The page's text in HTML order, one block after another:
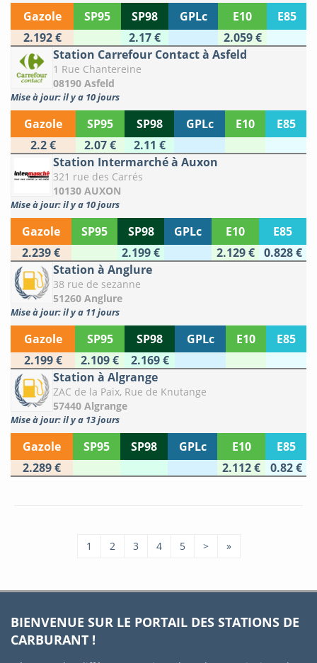
Gazole SP95 SP98 GPLc E10
E85
2.192 €
2.17 €
2.059 €
Station Carrefour Contact à Asfeld
1 Rue Chantereine
08190 Asfeld
Mise à jour: il y a 10 jours
Gazole SP95 SP98 GPLc E10
E85
2.2 €
2.07 €
2.11 €
Station Intermarché à Auxon
321 rue des Carrés
10130 AUXON
Mise à jour: il y a 10 jours
Gazole SP95 SP98 GPLc E10
E85
2.239 €
2.199 € 2.129 €
0.828 €
Station à Anglure
38 rue de sezanne
51260 Anglure
Mise à jour: il y a 11 jours
Gazole SP95 SP98 GPLc E10
E85
2.199 €
2.109 €
2.169 €
Station à Algrange
ZAC de la Paix, Rue de Knutange
57440 Algrange
Mise à jour: il y a 13 jours
Gazole SP95 SP98 GPLc E10
E85
2.289 €
2.112 € 0.82 €
1 2 3 4 5 > »
BIENVENUE SUR LE PORTAIL DES STATIONS DE
CARBURANT !